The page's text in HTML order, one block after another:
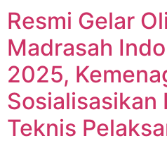
Resmi Gelar
Madrasah
2025,
Sosialisasikan
Teknis